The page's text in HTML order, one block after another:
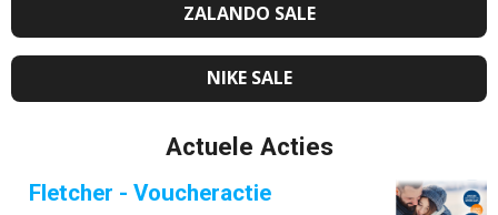
ZALANDO SALE
NIKE SALE
Actuele Acties
Fletcher - Voucheractie